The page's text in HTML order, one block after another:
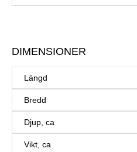
DIMENSIONER
Längd
Bredd
Djup, ca
Vikt, ca